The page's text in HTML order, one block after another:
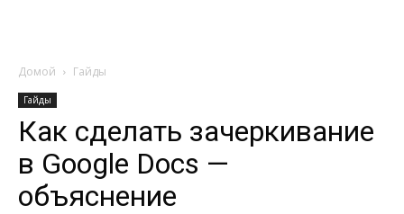
Домой Гайды
Гайды
Как сделать зачеркивание
в Google Docs —
объяснение